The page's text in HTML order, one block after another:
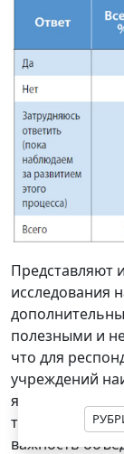
Представляют
исследования
полезными и
что для
учреждений
являются
тестов и
важность